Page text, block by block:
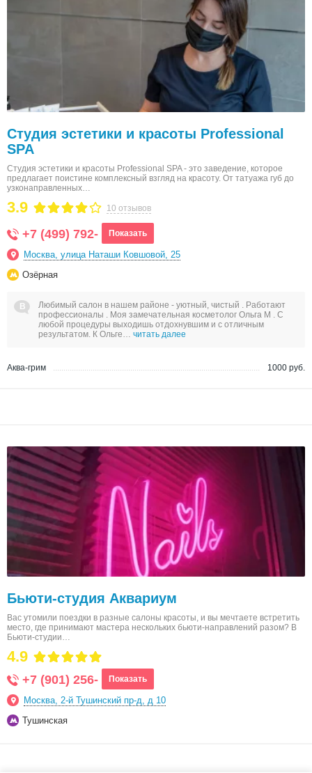
Студия эстетики и красоты Professional
SPA
Студия эстетики и красоты Professional SPA - это заведение, которое
предлагает поистине комплексный взгляд на красоту. От татуажа губ до
узконаправленных…
10 отзывов
3.9
+7 (499) 792- Показать
Москва, улица Наташи Ковшовой, 25
Озёрная
Любимый салон в нашем районе - уютный, чистый . Работают
профессионалы . Моя замечательная косметолог Ольга М . С
любой процедуры выходишь отдохнувшим и с отличным
результатом. К Ольге… читать далее
Аква-грим 1000 руб.
Бьюти-студия Аквариум
Вас утомили поездки в разные салоны красоты, и вы мечтаете встретить
место, где принимают мастера нескольких бьюти-направлений разом? В
Бьюти-студии…
4.9
+7 (901) 256- Показать
Москва, 2-й Тушинский пр-д, д 10
Тушинская